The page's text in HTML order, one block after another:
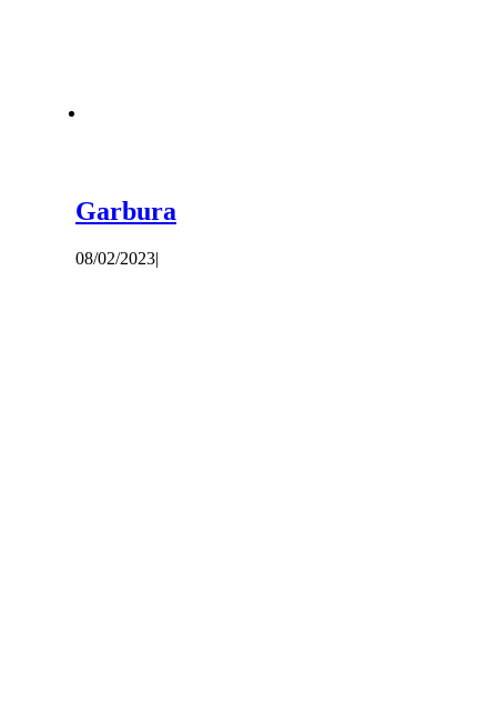
Garbura
08/02/2023|